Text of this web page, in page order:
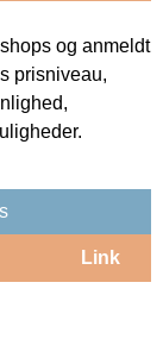
og anmeldt
prisniveau,
Link